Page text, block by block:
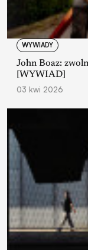
WYWIADY
John Boaz:
[WYWIAD]
03 kwi 2026